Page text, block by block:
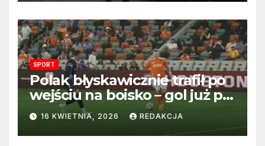
SPORT
Polak błyskawicznie trafił po
wejściu na boisko – gol już po
22 sekundach!
16 KWIETNIA, 2026 REDAKCJA